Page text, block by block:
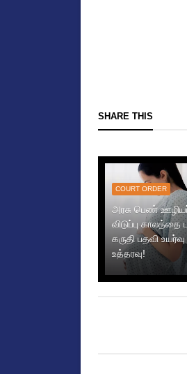
SHARE THIS
COURT ORDER
அரசு பெண்
விடுப்பு
கருதி பதவி
உத்தரவு!